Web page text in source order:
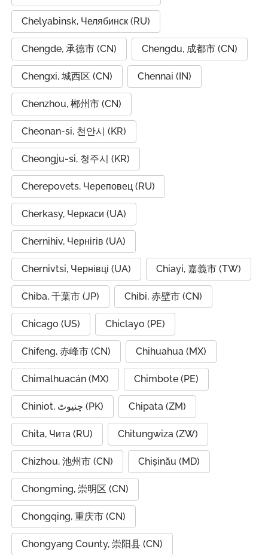
Chelyabinsk, Челябинск (RU)
Chengde, 承德市 (CN) Chengdu, 成都市 (CN)
Chengxi, 城西区 (CN) Chennai (IN)
Chenzhou, 郴州市 (CN)
Cheonan-si, 천안시 (KR)
Cheongju-si, 청주시 (KR)
Cherepovets, Череповец (RU)
Cherkasy, Черкаси (UA)
Chernihiv, Чернігів (UA)
Chernivtsi, Чернівці (UA) Chiayi, 嘉義市 (TW)
Chiba, 千葉市 (JP) Chibi, 赤壁市 (CN)
Chicago (US) Chiclayo (PE)
Chifeng, 赤峰市 (CN) Chihuahua (MX)
Chimalhuacán (MX) Chimbote (PE)
Chiniot, چنیوٹ (PK) Chipata (ZM)
Chita, Чита (RU) Chitungwiza (ZW)
Chizhou, 池州市 (CN) Chișinău (MD)
Chongming, 崇明区 (CN)
Chongqing, 重庆市 (CN)
Chongyang County, 崇阳县 (CN)